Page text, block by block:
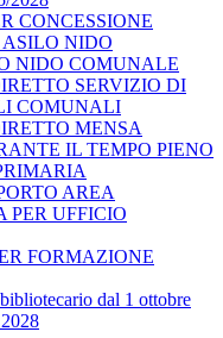
CONCESSIONE
NIDO
NIDO COMUNALE
SERVIZIO DI
COMUNALI
MENSA
IL TEMPO PIENO
AREA
PER UFFICIO
FORMAZIONE
dal 1 ottobre